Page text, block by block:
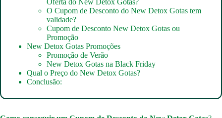
O Cupom de Desconto do New Detox Gotas tem
validade?
Cupom de Desconto New Detox Gotas ou
Promoção
New Detox Gotas Promoções
Promoção de Verão
New Detox Gotas na Black Friday
Qual o Preço do New Detox Gotas?
Conclusão: